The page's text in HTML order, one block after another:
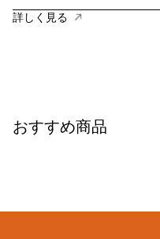
詳しく見る
おすすめ商品